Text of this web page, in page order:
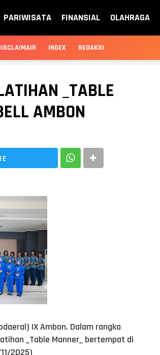
PARIWISATA FINANSIAL OLAHRAGA
INDEX REDAKSI
_TABLE
AMBON
IX Ambon. Dalam rangka
_Table Manner_ bertempat di
2025)